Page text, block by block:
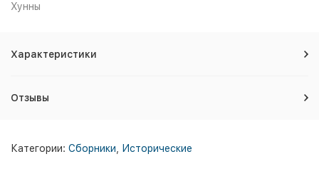
Хунны
Характеристики
Отзывы
Категории: Сборники Исторические